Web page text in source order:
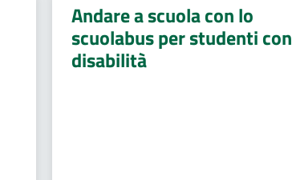
Andare a scuola con lo
scuolabus per studenti con
disabilità